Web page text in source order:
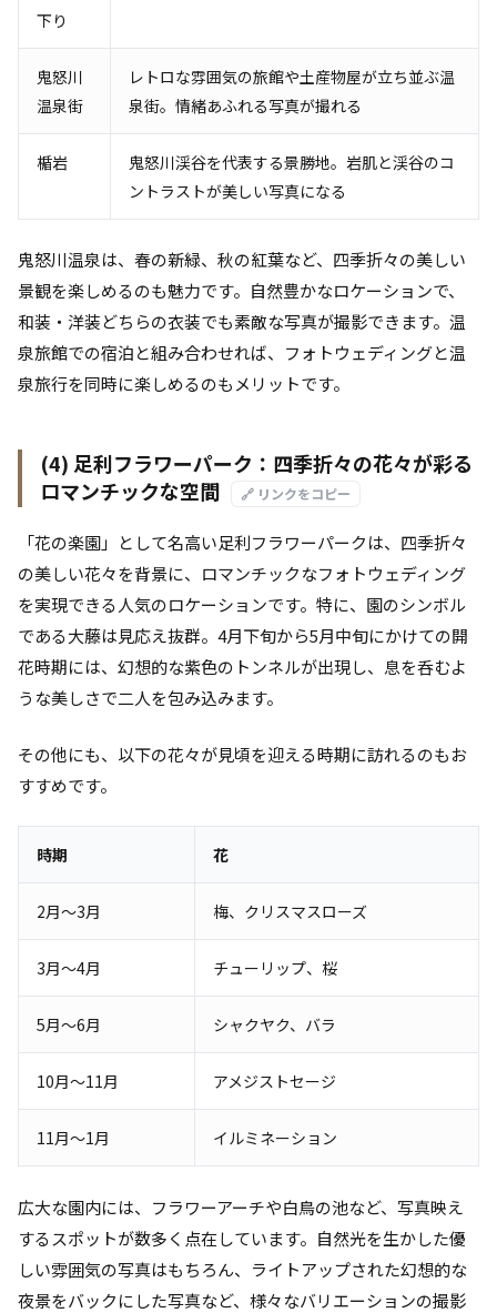
下り
鬼怒川
温泉街
レトロな雰囲気の旅館や土産物屋が立ち並ぶ温
泉街。情緒あふれる写真が撮れる
楯岩
鬼怒川渓谷を代表する景勝地。岩肌と渓谷のコ
ントラストが美しい写真になる
鬼怒川温泉は、春の新緑、秋の紅葉など、四季折々の美しい
景観を楽しめるのも魅力です。自然豊かなロケーションで、
和装・洋装どちらの衣装でも素敵な写真が撮影できます。温
泉旅館での宿泊と組み合わせれば、フォトウェディングと温
泉旅行を同時に楽しめるのもメリットです。
(4) 足利フラワーパーク：四季折々の花々が彩る
ロマンチックな空間
🔗 リンクをコピー
「花の楽園」として名高い足利フラワーパークは、四季折々
の美しい花々を背景に、ロマンチックなフォトウェディング
を実現できる人気のロケーションです。特に、園のシンボル
である大藤は見応え抜群。4月下旬から5月中旬にかけての開
花時期には、幻想的な紫色のトンネルが出現し、息を呑むよ
うな美しさで二人を包み込みます。
その他にも、以下の花々が見頃を迎える時期に訪れるのもお
すすめです。
時期 花
2月～3月 梅、クリスマスローズ
3月～4月 チューリップ、桜
5月～6月 シャクヤク、バラ
10月～11月 アメジストセージ
11月～1月 イルミネーション
広大な園内には、フラワーアーチや白鳥の池など、写真映え
するスポットが数多く点在しています。自然光を生かした優
しい雰囲気の写真はもちろん、ライトアップされた幻想的な
夜景をバックにした写真など、様々なバリエーションの撮影